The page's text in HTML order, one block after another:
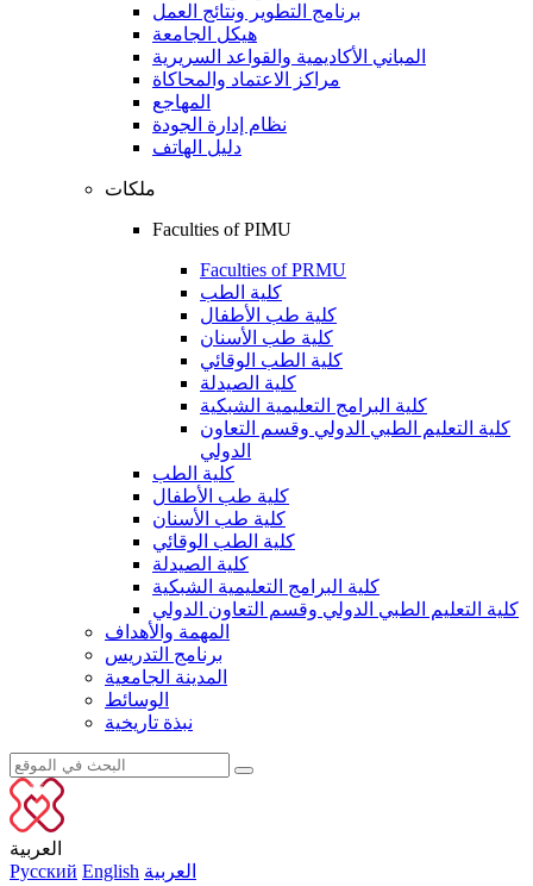
برنامج التطوير ونتائج العمل
هيكل الجامعة
المباني الأكاديمية والقواعد السريرية
مراكز الاعتماد والمحاكاة
المهاجع
نظام إدارة الجودة
دليل الهاتف
ملكات
Faculties of PIMU
Faculties of PRMU
كلية الطب
كلية طب الأطفال
كلية طب الأسنان
كلية الطب الوقائي
كلية الصيدلة
كلية البرامج التعليمية الشبكية
كلية التعليم الطبي الدولي وقسم التعاون
الدولي
كلية الطب
كلية طب الأطفال
كلية طب الأسنان
كلية الطب الوقائي
كلية الصيدلة
كلية البرامج التعليمية الشبكية
كلية التعليم الطبي الدولي وقسم التعاون الدولي
المهمة والأهداف
برنامج التدريس
المدينة الجامعية
الوسائط
نبذة تاريخية
العربية
Русский English العربية